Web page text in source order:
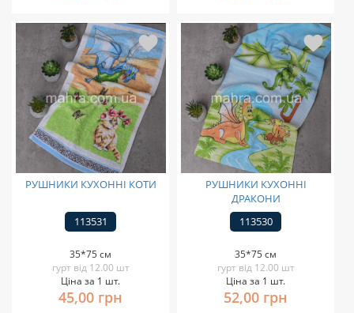
РУШНИКИ КУХОННІ КОТИ
113531
35*75 см
гурт від 12.00 шт
Ціна за 1 шт.
45,00 грн
РУШНИКИ КУХОННІ
ДРАКОНИ
113530
35*75 см
гурт від 12.00 шт
Ціна за 1 шт.
52,00 грн